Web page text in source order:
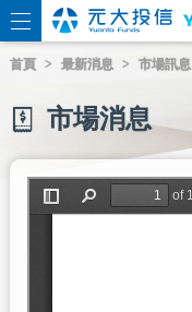
首頁 最新消息 市場訊息
市場消息